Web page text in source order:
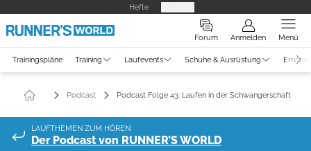
Hefte
Forum Anmelden Menü
Trainingspläne Training Laufevents Schuhe & Ausrüstung
Podcast Podcast Folge 43: Laufen in der Schwangerschaft
LAUFTHEMEN ZUM HÖREN
Der Podcast von RUNNER’S WORLD